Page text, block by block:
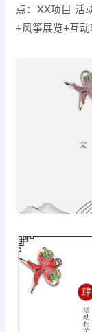
点：XX项目 活
+风筝展览+互